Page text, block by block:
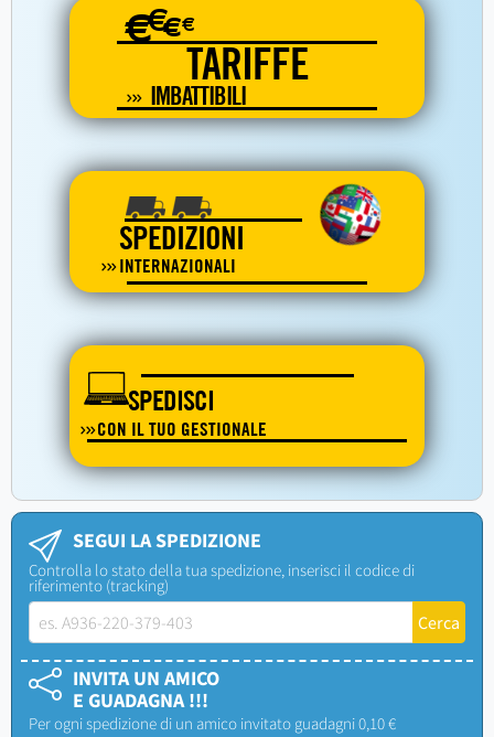
€€€€
TARIFFE
IMBATTIBILI
SPEDIZIONI
INTERNAZIONALI
SPEDISCI
CON IL TUO GESTIONALE
SEGUI LA SPEDIZIONE
Controlla lo stato della tua spedizione, inserisci il codice di
riferimento (tracking)
INVITA UN AMICO
E GUADAGNA !!!
Per ogni spedizione di un amico invitato guadagni 0,10 €